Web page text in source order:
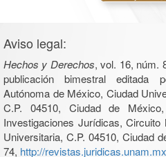
Aviso legal:
Hechos y Derechos, vol. 16, núm.
publicación bimestral editada
Autónoma de México, Ciudad
C.P. 04510, Ciudad de
Investigaciones Jurídicas,
Universitaria, C.P. 04510, Ciudad
74, http://